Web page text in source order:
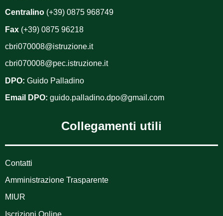
Centralino (+39) 0875 968749
Fax (+39) 0875 96218
cbri070008@istruzione.it
cbri070008@pec.istruzione.it
DPO: Guido Palladino
Email DPO: guido.palladino.dpo@gmail.com
Collegamenti utili
Contatti
Amministrazione Trasparente
MIUR
Iscrizioni Online